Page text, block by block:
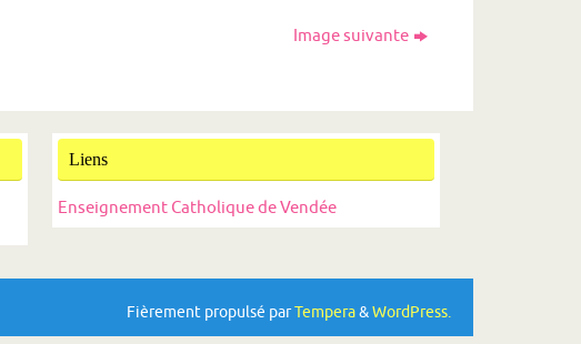
Image suivante
Liens
Enseignement Catholique de Vendée
Fièrement propulsé parTempera&WordPress.